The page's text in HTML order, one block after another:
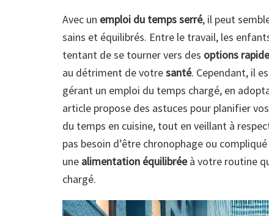
Avec un emploi du temps serré, il peut
sains et équilibrés. Entre le travail, les
tentant de se tourner vers des options
au détriment de votresanté. Cependant, il
gérant un emploi du temps chargé, en
article propose des astuces pour planifier
du temps en cuisine, tout en veillant à
pas besoin d’être chronophage ou
une alimentation équilibréeà votre routine
chargé.